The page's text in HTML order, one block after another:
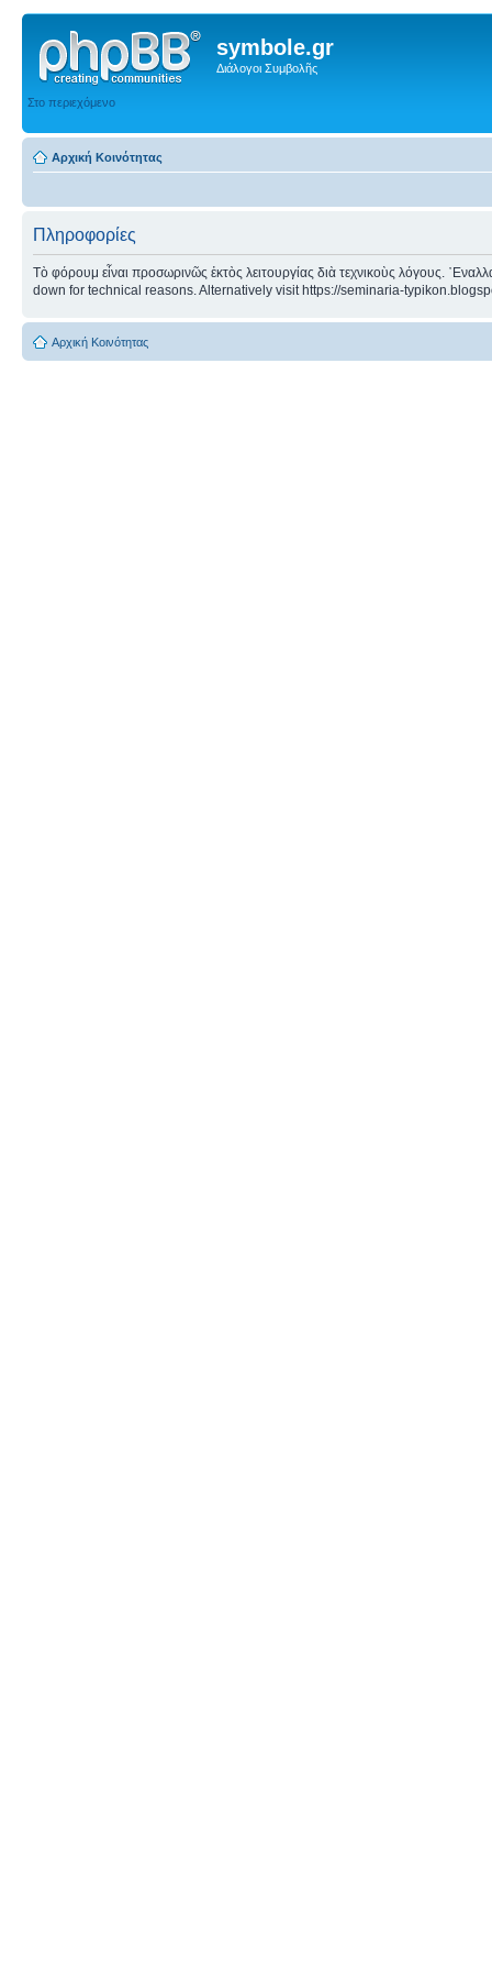
symbole.gr
Διάλογοι Συμβολῆς
Στο περιεχόμενο
Αρχική Κοινότητας
Πληροφορίες
Τὸ φόρουμ εἶναι προσωρινῶς ἐκτὸς λειτουργίας διὰ τεχνικοὺς λόγους.
down for technical reasons. Alternatively visit https://seminaria-
Αρχική Κοινότητας